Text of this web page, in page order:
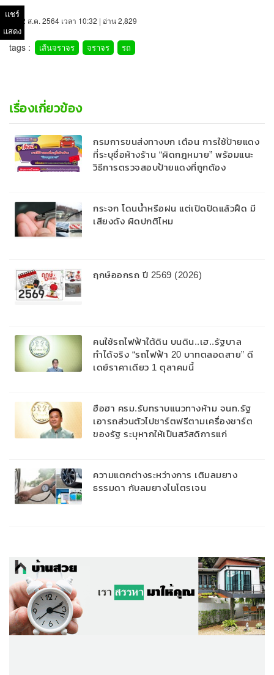
22 ส.ค. 2564 เวลา 10:32 | อ่าน 2,829
tags : เส้นจราจร จราจร รถ
เรื่องเกี่ยวข้อง
กรมการขนส่งทางบก เตือน การใช้ป้ายแดง
ที่ระบุชื่อห้างร้าน “ผิดกฎหมาย” พร้อมแนะ
วิธีการตรวจสอบป้ายแดงที่ถูกต้อง
กระจก โดนน้ำหรือฝน แต่เปิดปัดแล้วฝืด มี
เสียงดัง ผิดปกติไหม
ฤกษ์ออกรถ ปี 2569 (2026)
คนใช้รถไฟฟ้าใต้ดิน บนดิน..เฮ..รัฐบาล
ทำได้จริง “รถไฟฟ้า 20 บาทตลอดสาย” ดี
เดย์ราคาเดียว 1 ตุลาคมนี้
ฮือฮา ครม.รับทราบแนวทางห้าม จนท.รัฐ
เอารถส่วนตัวไปชาร์ตฟรีตามเครื่องชาร์ต
ของรัฐ ระบุหากให้เป็นสวัสดิการแก่
ความแตกต่างระหว่างการ เติมลมยาง
ธรรมดา กับลมยางไนโตรเจน
แชร์
แสดง